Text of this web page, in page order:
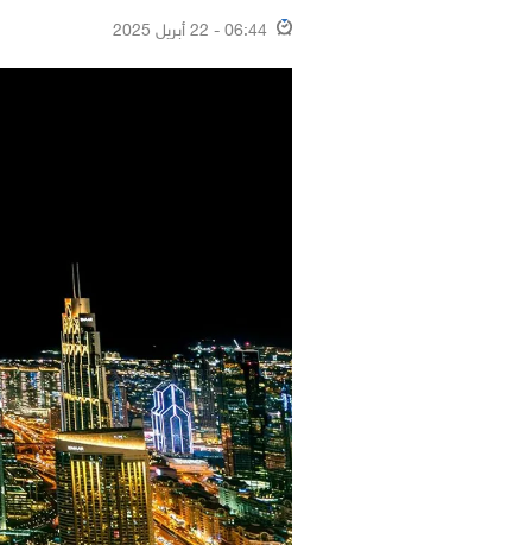
06:44 - 22 أبريل 2025